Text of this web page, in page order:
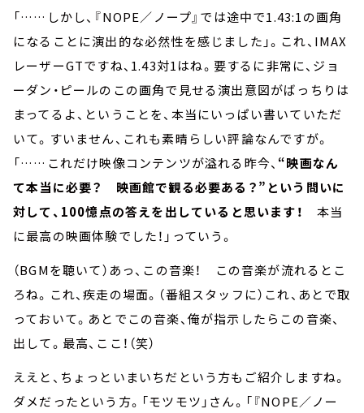
「……しかし、『NOPE／ノープ』では途中で1.43:1の画角
になることに演出的な必然性を感じました」。これ、IMAX
レーザーGTですね、1.43対1はね。要するに非常に、ジョ
ーダン・ピールのこの画角で見せる演出意図がばっちりは
まってるよ、ということを、本当にいっぱい書いていただ
いて。すいません、これも素晴らしい評論なんですが。
「……これだけ映像コンテンツが溢れる昨今、 “映画なん
て本当に必要？ 映画館で観る必要ある？”という問いに
対して、100憶点の答えを出していると思います！本当
に最高の映画体験でした！」っていう。
（BGMを聴いて）あっ、この音楽！ この音楽が流れるとこ
ろね。これ、疾走の場面。（番組スタッフに）これ、あとで取
っておいて。あとでこの音楽、俺が指示したらこの音楽、
出して。最高、ここ！（笑）
ええと、ちょっといまいちだという方もご紹介しますね。
ダメだったという方。「モツモツ」さん。「『NOPE／ノー